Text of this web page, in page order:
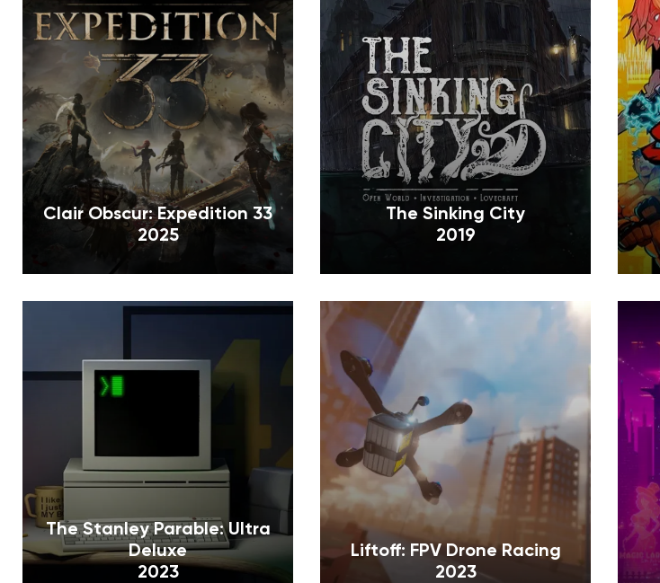
Clair Obscur: Expedition 33
2025
The Sinking City
2019
The Stanley Parable: Ultra
Deluxe
2023
Liftoff: FPV Drone Racing
2023